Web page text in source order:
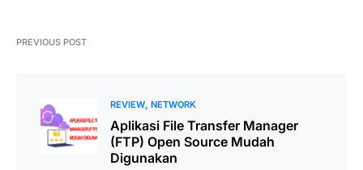
PREVIOUS POST
REVIEW NETWORK
Aplikasi File Transfer Manager
(FTP) Open Source Mudah
Digunakan